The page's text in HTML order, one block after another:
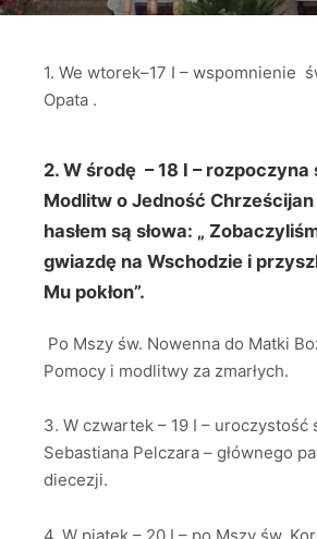
1. We wtorek–17 I – wspomnienie
Opata .
2. W środę – 18 I – rozpoczyna
Modlitw o Jedność
hasłem są słowa: „
gwiazdę na Wschodzie i
Mu pokłon”.
Po Mszy św. Nowenna do Matki
Pomocy i modlitwy za zmarłych.
3. W czwartek – 19 I – uroczystość
Sebastiana Pelczara – głównego
diecezji.
4. W piątek – 20 I – po Mszy św.